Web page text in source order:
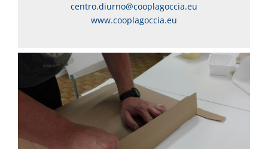
centro.diurno@cooplagoccia.eu
www.cooplagoccia.eu